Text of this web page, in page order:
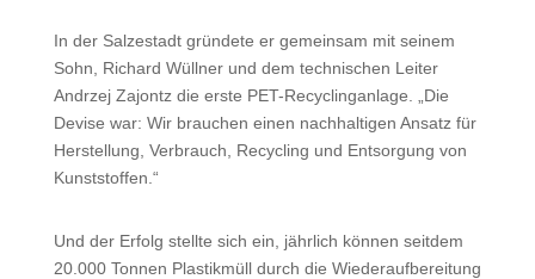
In der Salzestadt gründete er gemeinsam mit seinem
Sohn, Richard Wüllner und dem technischen Leiter
Andrzej Zajontz die erste PET-Recyclinganlage. „Die
Devise war: Wir brauchen einen nachhaltigen Ansatz für
Herstellung, Verbrauch, Recycling und Entsorgung von
Kunststoffen.“
Und der Erfolg stellte sich ein, jährlich können seitdem
20.000 Tonnen Plastikmüll durch die Wiederaufbereitung